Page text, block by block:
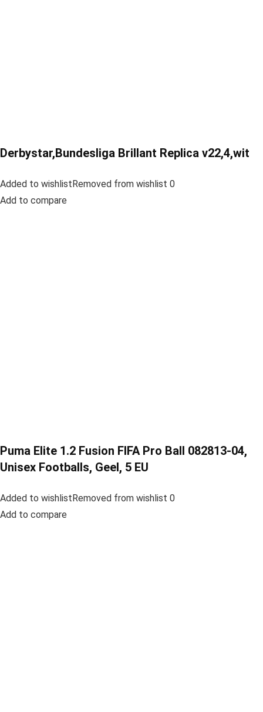
Derbystar,Bundesliga Brillant Replica v22,4,wit
Added to wishlistRemoved from wishlist 0
Add to compare
Puma Elite 1.2 Fusion FIFA Pro Ball 082813-04,
Unisex Footballs, Geel, 5 EU
Added to wishlistRemoved from wishlist 0
Add to compare